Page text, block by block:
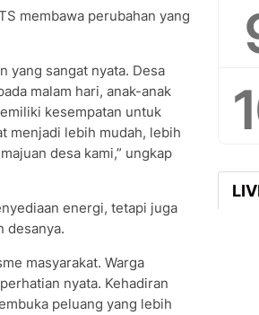
membawa perubahan yang
yang sangat nyata. Desa
malam hari, anak-anak
kesempatan untuk
menjadi lebih mudah, lebih
desa kami,” ungkap
energi, tetapi juga
desanya.
masyarakat. Warga
nyata. Kehadiran
peluang yang lebih